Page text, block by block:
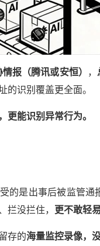
报（腾讯或安恒） ，
的识别覆盖更全面。
更能识别异常行为。
的是出事后被监管
拦没拦住，
更不敢轻
存的海量监控录像，